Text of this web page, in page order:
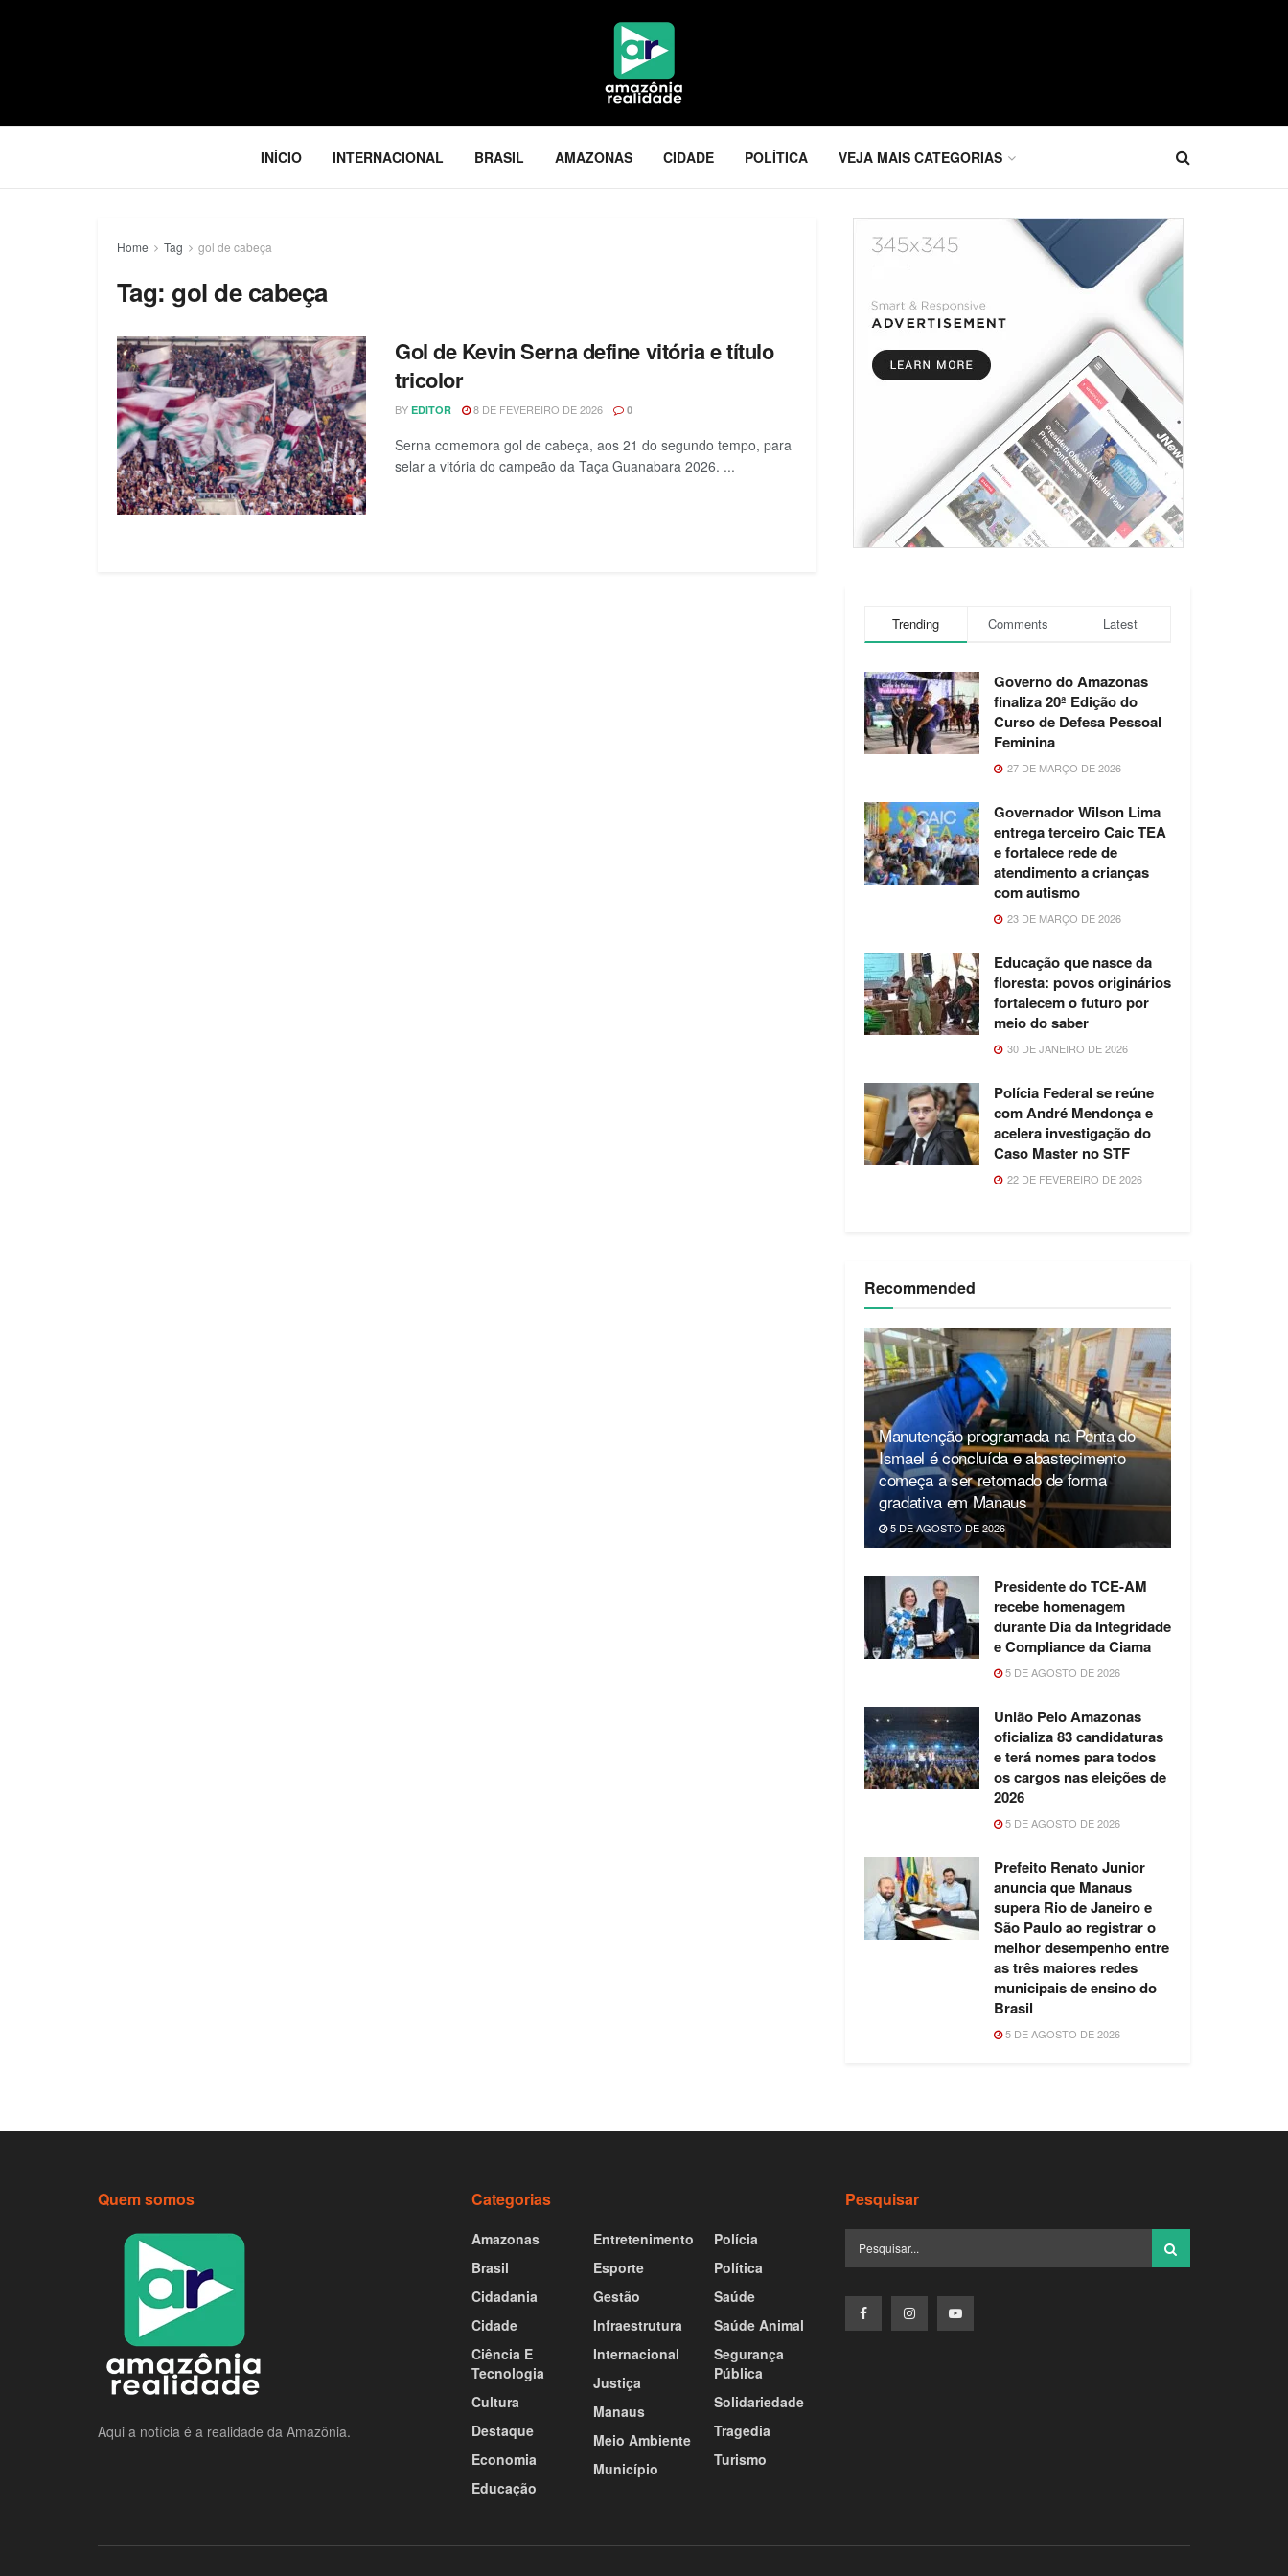
INÍCIO INTERNACIONAL BRASIL AMAZONAS CIDADE POLÍTICA VEJA MAIS CATEGORIAS
Home Tag gol de cabeça
Tag: gol de cabeça
Gol de Kevin Serna define vitória e título
tricolor
BY EDITOR 8 DE FEVEREIRO DE 2026 0
Serna comemora gol de cabeça, aos 21 do segundo tempo, para
selar a vitória do campeão da Taça Guanabara 2026. ...
Trending Comments Latest
Governo do Amazonas
finaliza 20ª Edição do
Curso de Defesa Pessoal
Feminina
27 DE MARÇO DE 2026
Governador Wilson Lima
entrega terceiro Caic TEA
e fortalece rede de
atendimento a crianças
com autismo
23 DE MARÇO DE 2026
Educação que nasce da
floresta: povos originários
fortalecem o futuro por
meio do saber
30 DE JANEIRO DE 2026
Polícia Federal se reúne
com André Mendonça e
acelera investigação do
Caso Master no STF
22 DE FEVEREIRO DE 2026
Recommended
Manutenção programada na Ponta do
Ismael é concluída e abastecimento
começa a ser retomado de forma
gradativa em Manaus
5 DE AGOSTO DE 2026
Presidente do TCE-AM
recebe homenagem
durante Dia da Integridade
e Compliance da Ciama
5 DE AGOSTO DE 2026
União Pelo Amazonas
oficializa 83 candidaturas
e terá nomes para todos
os cargos nas eleições de
2026
5 DE AGOSTO DE 2026
Prefeito Renato Junior
anuncia que Manaus
supera Rio de Janeiro e
São Paulo ao registrar o
melhor desempenho entre
as três maiores redes
municipais de ensino do
Brasil
5 DE AGOSTO DE 2026
Quem somos
Aqui a notícia é a realidade da Amazônia.
Categorias
Amazonas
Brasil
Cidadania
Cidade
Ciência E
Tecnologia
Cultura
Destaque
Economia
Educação
Entretenimento
Esporte
Gestão
Infraestrutura
Internacional
Justiça
Manaus
Meio Ambiente
Município
Polícia
Política
Saúde
Saúde Animal
Segurança
Pública
Solidariedade
Tragedia
Turismo
Pesquisar